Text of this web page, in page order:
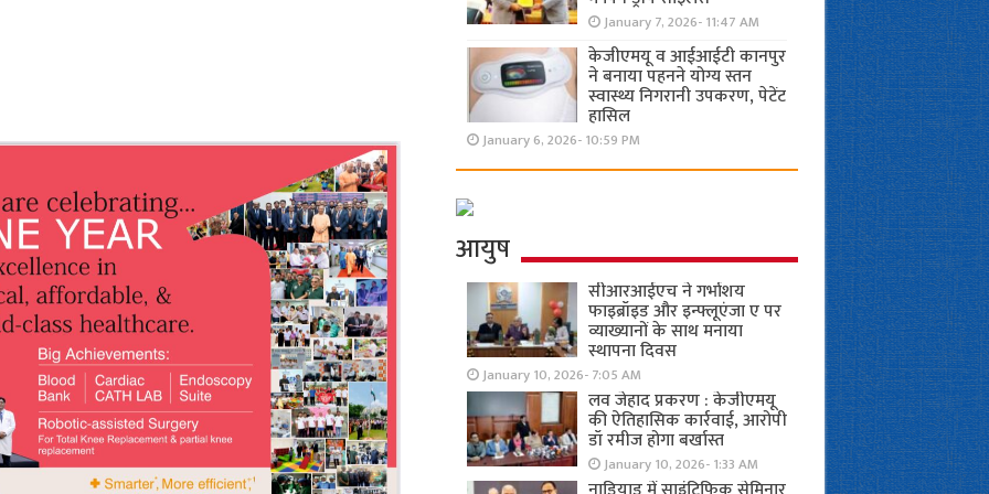
January 7, 2026- 11:47 AM
केजीएमयू व आईआईटी कानपुर
ने बनाया पहनने योग्य स्तन
स्वास्थ्य निगरानी उपकरण, पेटेंट
हासिल
January 6, 2026- 10:59 PM
आयुष
सीआरआईएच ने गर्भाशय
फाइब्रॉइड और इन्फ्लूएंजा ए पर
व्याख्यानों के साथ मनाया
स्थापना दिवस
January 10, 2026- 7:05 AM
लव जेहाद प्रकरण : केजीएमयू
की ऐतिहासिक कार्रवाई, आरोपी
डॉ रमीज होगा बर्खास्त
January 10, 2026- 1:33 AM